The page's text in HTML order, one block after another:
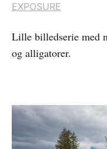
EXPOSURE
Lille billedserie med
og alligatorer.